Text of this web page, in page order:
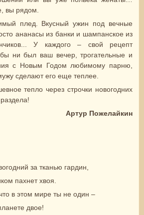
вы рядом.
плед. Вкусный ужин под вечные
ананасы из банки и шампанское из
У каждого – свой рецепт
ни был ваш вечер, трогательные и
с Новым Годом любимому парню,
сделают его еще теплее.
тепло через строчки новогодних
Артур Пожелайкин
за тканью гардин,
пахнет хвоя.
в этом мире ты не один –
двое!